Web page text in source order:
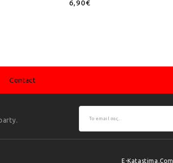
6,90€
Contact
E-Katastima.com